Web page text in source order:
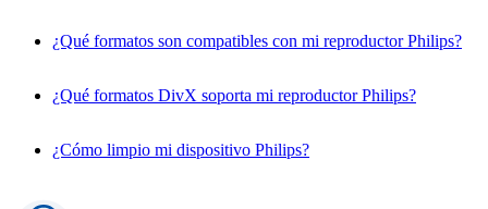
¿Qué formatos son compatibles con mi reproductor Philips?
¿Qué formatos DivX soporta mi reproductor Philips?
¿Cómo limpio mi dispositivo Philips?